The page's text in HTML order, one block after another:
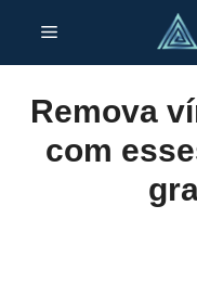
content
Menu
Remova
com